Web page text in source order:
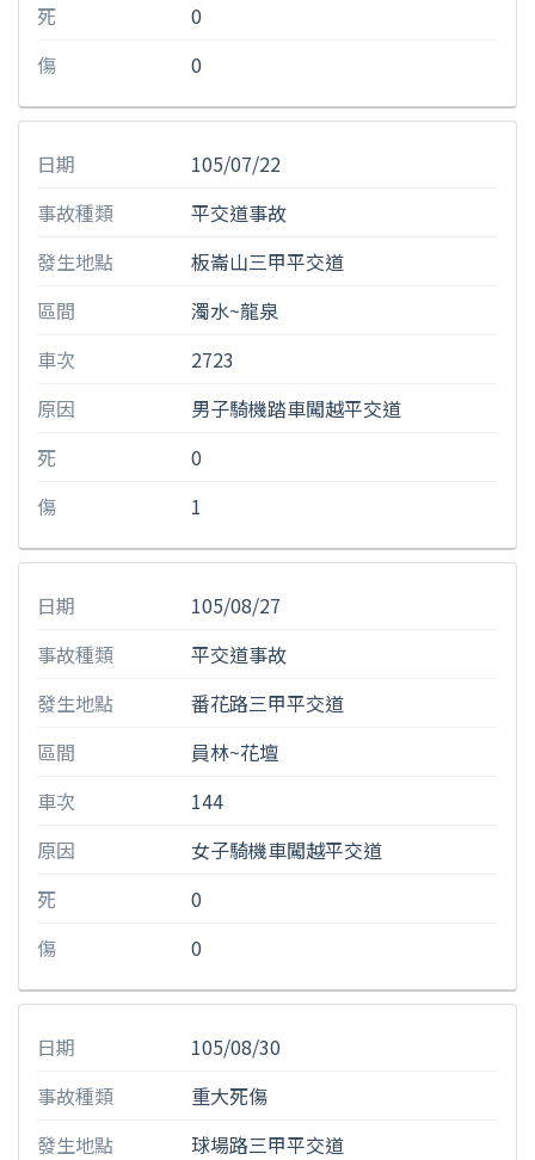
死
0
傷
0
日期
105/07/22
事故種類
平交道事故
發生地點
板崙山三甲平交道
區間
濁水~龍泉
車次
2723
原因
男子騎機踏車闖越平交道
死
0
傷
1
日期
105/08/27
事故種類
平交道事故
發生地點
番花路三甲平交道
區間
員林~花壇
車次
144
原因
女子騎機車闖越平交道
死
0
傷
0
日期
105/08/30
事故種類
重大死傷
發生地點
球場路三甲平交道